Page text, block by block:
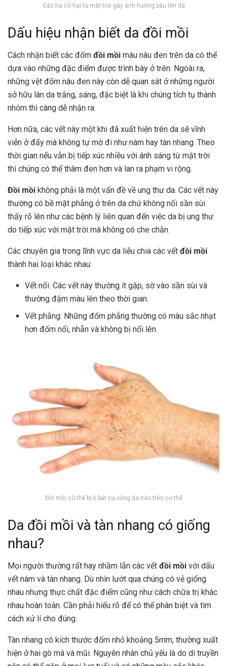
Các tia có hại từ mặt trời gây ảnh hưởng xấu lên da
Dấu hiệu nhận biết da đồi mồi
Cách nhận biết các đốm đồi mồi màu nâu đen trên da có thể
dựa vào những đặc điểm được trình bày ở trên. Ngoài ra,
những vệt đốm nâu đen này còn dễ quan sát ở những người
sở hữu làn da trắng, sáng, đặc biệt là khi chúng tích tụ thành
nhóm thì càng dễ nhận ra.
Hơn nữa, các vết này một khi đã xuất hiện trên da sẽ vĩnh
viễn ở đấy mà không tự mờ đi như nám hay tàn nhang. Theo
thời gian nếu vẫn bị tiếp xúc nhiều với ánh sáng từ mặt trời
thì chúng có thể thâm đen hơn và lan ra phạm vi rộng.
Đồi mồi không phải là một vấn đề về ung thư da. Các vết này
thường có bề mặt phẳng ở trên da chứ không nổi sần sùi
thấy rõ lên như các bệnh lý liên quan đến việc da bị ung thư
do tiếp xúc với mặt trời mà không có che chắn.
Các chuyên gia trong lĩnh vực da liễu chia các vết đồi mồi
thành hai loại khác nhau:
Vết nổi: Các vết này thường ít gặp, sờ vào sần sùi và
thường đậm màu lên theo thời gian.
Vết phẳng: Những đốm phẳng thường có màu sắc nhạt
hơn đốm nổi, nhẵn và không bị nổi lên.
Đồi mồi có thể bị ở bất cứ vùng da nào trên cơ thể
Da đồi mồi và tàn nhang có giống
nhau?
Mọi người thường rất hay nhầm lẫn các vết đồi mồi với dấu
vết nám và tàn nhang. Dù nhìn lướt qua chúng có vẻ giống
nhau nhưng thực chất đặc điểm cũng như cách chữa trị khác
nhau hoàn toàn. Cần phải hiểu rõ để có thể phân biệt và tìm
cách xử lí cho đúng.
Tàn nhang có kích thước đốm nhỏ khoảng 5mm, thường xuất
hiện ở hai gò má và mũi. Nguyên nhân chủ yếu là do di truyền